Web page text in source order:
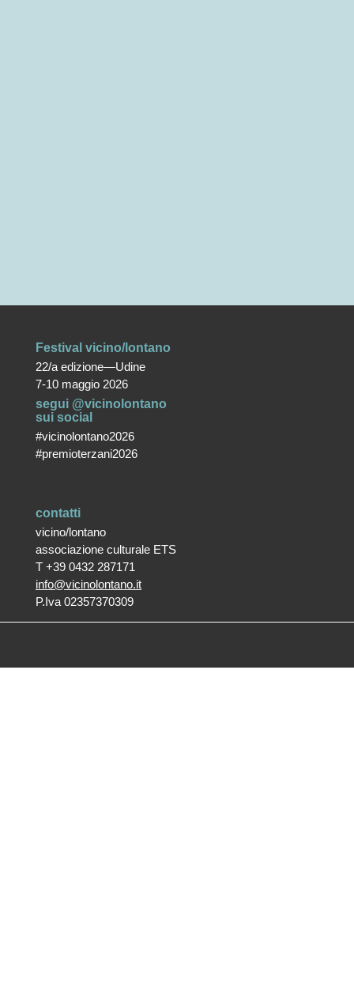
Festival vicino/lontano
22/a edizione—Udine
7-10 maggio 2026
segui @vicinolontano
sui social
#vicinolontano2026
#premioterzani2026
contatti
vicino/lontano
associazione culturale ETS
T +39 0432 287171
info@vicinolontano.it
P.Iva 02357370309